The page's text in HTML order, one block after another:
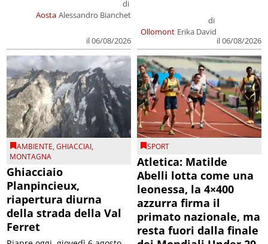
Aosta
di
Alessandro Bianchet
il 06/08/2026
Ollomont
di
Erika David
il 06/08/2026
AMBIENTE,GHIACCIAI,
MONTAGNA
Ghiacciaio
Planpincieux,
riapertura diurna
della strada della Val
Ferret
SPORT
Atletica: Matilde
Abelli lotta come una
leonessa, la 4×400
azzurra firma il
primato nazionale, ma
resta fuori dalla finale